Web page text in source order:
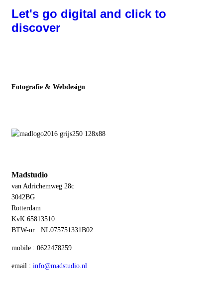
Let's go digital and click to
discover
Fotografie & Webdesign
Madstudio
van Adrichemweg 28c
3042BG
Rotterdam
KvK 65813510
BTW-nr : NL075751331B02
mobile : 0622478259
email : info@madstudio.nl